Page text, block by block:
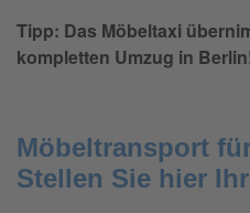
Tipp: Das Möbeltaxi
kompletten Umzug in
Möbeltransport
Stellen Sie hier